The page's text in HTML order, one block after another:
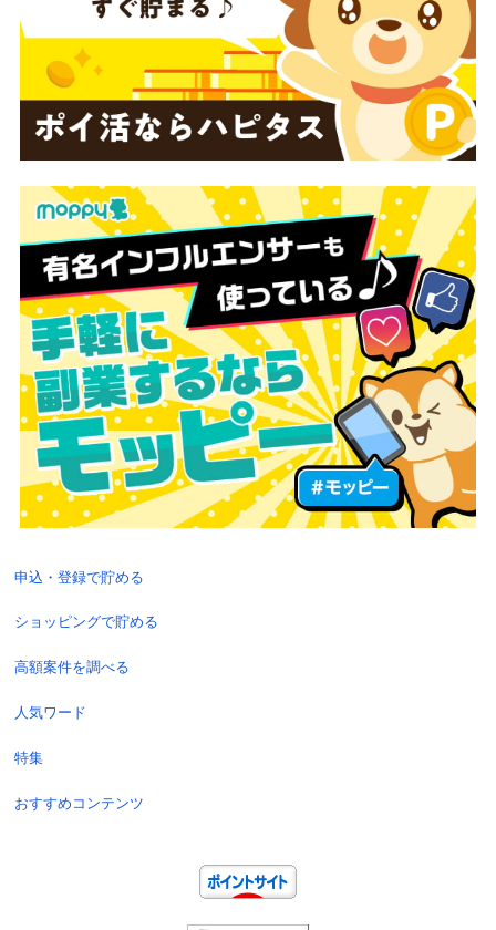
申込・登録で貯める
ショッピングで貯める
高額案件を調べる
人気ワード
特集
おすすめコンテンツ